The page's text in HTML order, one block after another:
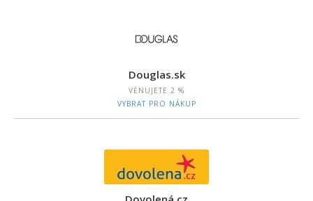
Douglas.sk
VĚNUJETE 2 %
VYBRAT PRO NÁKUP